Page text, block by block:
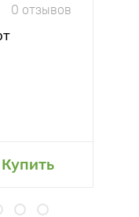
0 отзывов
Купить